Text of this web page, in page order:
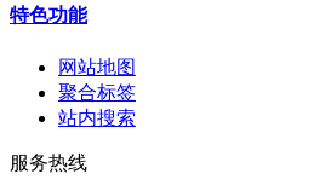
特色功能
网站地图
聚合标签
站内搜索
服务热线